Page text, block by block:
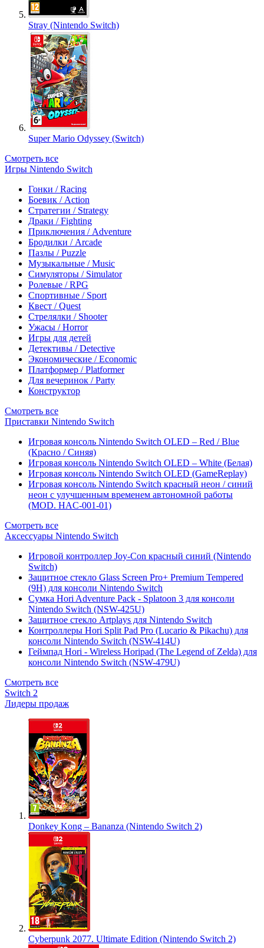
Stray (Nintendo Switch)
Super Mario Odyssey (Switch)
Смотреть все
Игры Nintendo Switch
Гонки / Racing
Боевик / Action
Стратегии / Strategy
Драки / Fighting
Приключения / Adventure
Бродилки / Arcade
Пазлы / Puzzle
Музыкальные / Music
Симуляторы / Simulator
Ролевые / RPG
Спортивные / Sport
Квест / Quest
Стрелялки / Shooter
Ужасы / Horror
Игры для детей
Детективы / Detective
Экономические / Economic
Платформер / Platformer
Для вечеринок / Party
Конструктор
Смотреть все
Приставки Nintendo Switch
Игровая консоль Nintendo Switch OLED – Red / Blue
(Красно / Синяя)
Игровая консоль Nintendo Switch OLED – White (Белая)
Игровая консоль Nintendo Switch OLED (GameReplay)
Игровая консоль Nintendo Switch красный неон / синий
неон с улучшенным временем автономной работы
(MOD. HAC-001-01)
Смотреть все
Аксессуары Nintendo Switch
Игровой контроллер Joy-Con красный синий (Nintendo
Switch)
Защитное стекло Glass Screen Pro+ Premium Tempered
(9H) для консоли Nintendo Switch
Сумка Hori Adventure Pack - Splatoon 3 для консоли
Nintendo Switch (NSW-425U)
Защитное стекло Artplays для Nintendo Switch
Контроллеры Hori Split Pad Pro (Lucario & Pikachu) для
консоли Nintendo Switch (NSW-414U)
Геймпад Hori - Wireless Horipad (The Legend of Zelda) для
консоли Nintendo Switch (NSW-479U)
Смотреть все
Switch 2
Лидеры продаж
Donkey Kong – Bananza (Nintendo Switch 2)
Cyberpunk 2077. Ultimate Edition (Nintendo Switch 2)